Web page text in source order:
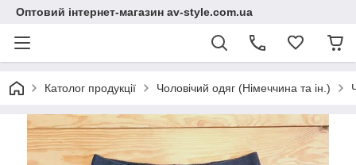
Оптовий інтернет-магазин av-style.com.ua
Католог продукції Чоловічий одяг (Німеччина та ін.)